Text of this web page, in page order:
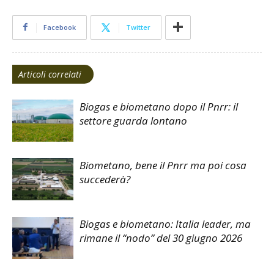
Facebook Twitter
Articoli correlati
Biogas e biometano dopo il Pnrr: il
settore guarda lontano
Biometano, bene il Pnrr ma poi cosa
succederà?
Biogas e biometano: Italia leader, ma
rimane il “nodo” del 30 giugno 2026